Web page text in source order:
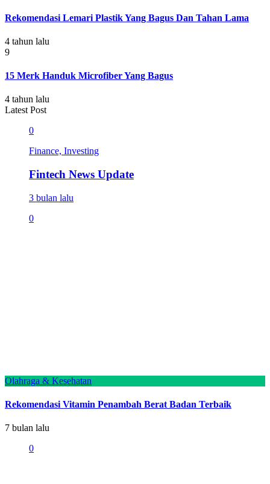
Rekomendasi Lemari Plastik Yang Bagus Dan Tahan Lama
4 tahun lalu
9
15 Merk Handuk Microfiber Yang Bagus
4 tahun lalu
Latest Post
0
Finance, Investing
Fintech News Update
3 bulan lalu
0
Olahraga & Kesehatan
Rekomendasi Vitamin Penambah Berat Badan Terbaik
7 bulan lalu
0